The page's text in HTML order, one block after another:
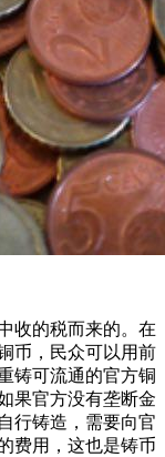
收的税而来的。在
币，民众可以用前
铸可流通的官方铜
果官方没有垄断金
行铸造，需要向官
费用，这也是铸币